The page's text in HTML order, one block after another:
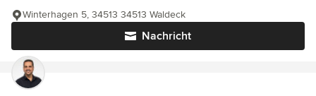
Nachricht
Winterhagen 5, 34513 34513 Waldeck